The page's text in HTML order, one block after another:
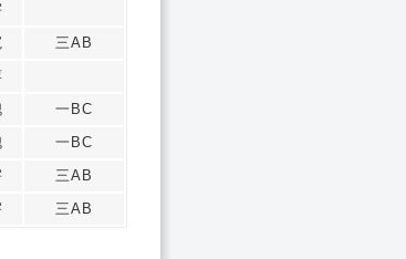
三AB
一BC
一BC
三AB
三AB